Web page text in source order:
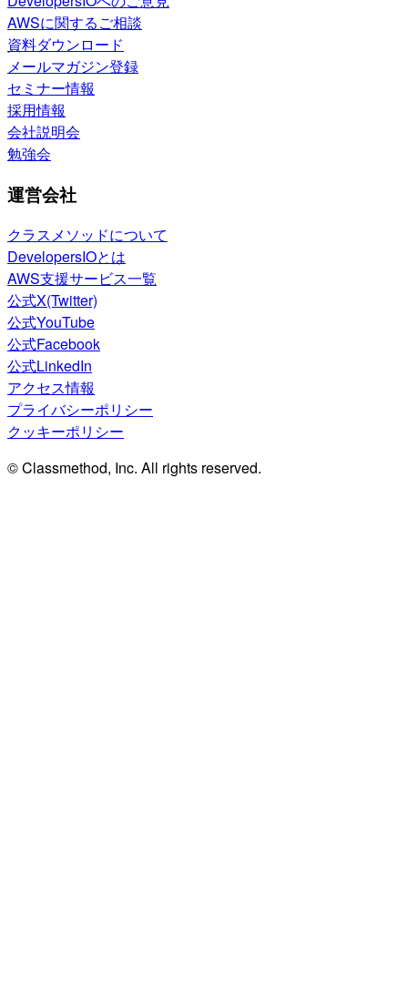
AWSに関するご相談
資料ダウンロード
メールマガジン登録
セミナー情報
採用情報
会社説明会
勉強会
運営会社
クラスメソッドについて
DevelopersIOとは
AWS支援サービス一覧
公式X(Twitter)
公式YouTube
公式Facebook
公式LinkedIn
アクセス情報
プライバシーポリシー
クッキーポリシー
© Classmethod, Inc. All rights reserved.